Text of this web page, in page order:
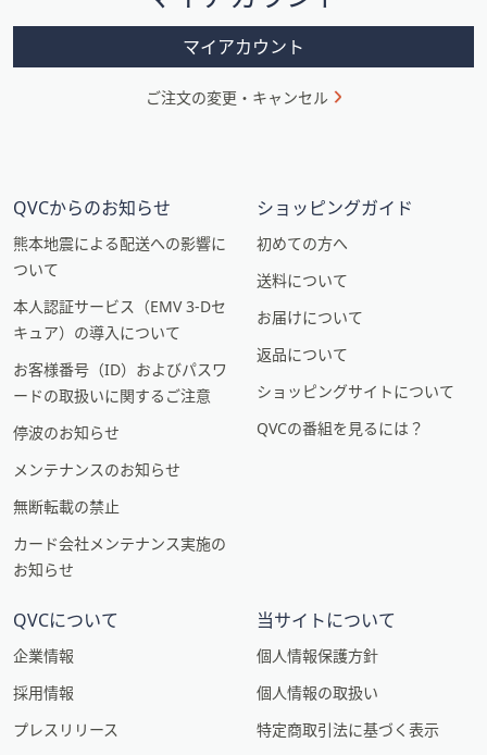
ン
マイアカウント
ご注文の変更・キャンセル
QVCからのお知らせ
熊本地震による配送への影響に
ついて
本人認証サービス（EMV 3-Dセ
キュア）の導入について
お客様番号（ID）およびパスワ
ードの取扱いに関するご注意
停波のお知らせ
メンテナンスのお知らせ
無断転載の禁止
カード会社メンテナンス実施の
お知らせ
ショッピングガイド
初めての方へ
送料について
お届けについて
返品について
ショッピングサイトについて
QVCの番組を見るには？
QVCについて
企業情報
採用情報
プレスリリース
当サイトについて
個人情報保護方針
個人情報の取扱い
特定商取引法に基づく表示